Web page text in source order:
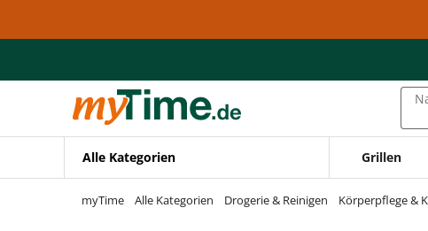
Zur Navigation springen
Alle Kategorien Grillen
myTime Alle Kategorien Drogerie & Reinigen Körperpflege &